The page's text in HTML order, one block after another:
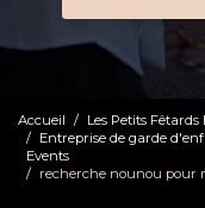
Accueil
Les Petits
Entreprise de garde
Events
recherche nounou pour